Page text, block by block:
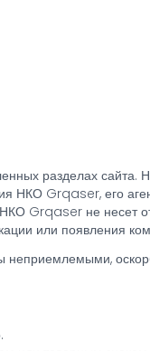
разделах
НКО Grqaser, его
Grqaser не несет
или появления
неприемлемыми,